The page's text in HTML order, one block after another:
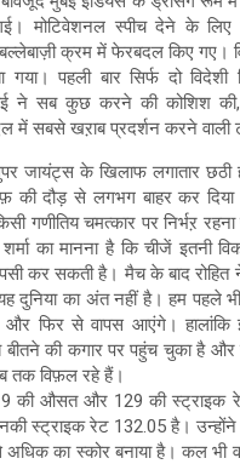
मोटिवेशनल स्पीच देने के
क्रम में फेरबदल किए गए।
पहली बार सिर्फ दो विदेशी
ने सब कुछ करने की कोशिश
में सबसे खऱाब प्रदर्शन करने वाली
जायंट्स के खिलाफ लगातार छठी
की दौड़ से लगभग बाहर कर
गणीतिय चमत्कार पर निर्भऱ
का मानना है कि चीजें इतनी
कर सकती है। मैच के बाद रोहित
दुनिया का अंत नहीं है। हम पहले
फिर से वापस आएंगे। हालांकि
की कगार पर पहुंच चुका है और
तक विफ़ल रहे हैं।
की औसत और 129 की स्ट्राइक
स्ट्राइक रेट 132.05 है। उन्होंने
अधिक का स्कोर बनाया है। कल